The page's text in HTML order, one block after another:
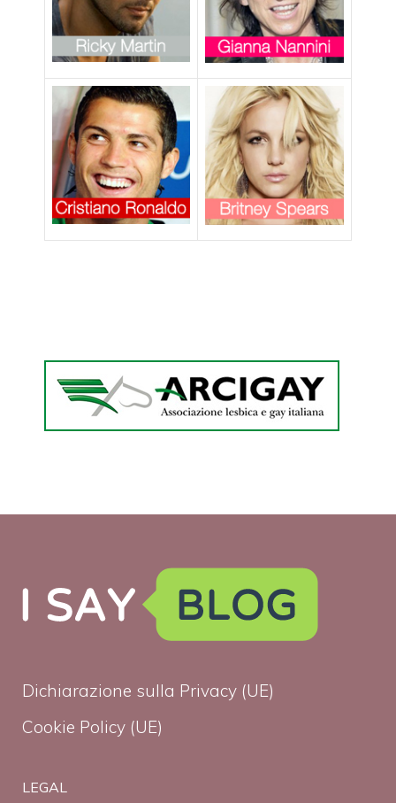
Dichiarazione sulla Privacy (UE)
Cookie Policy (UE)
LEGAL